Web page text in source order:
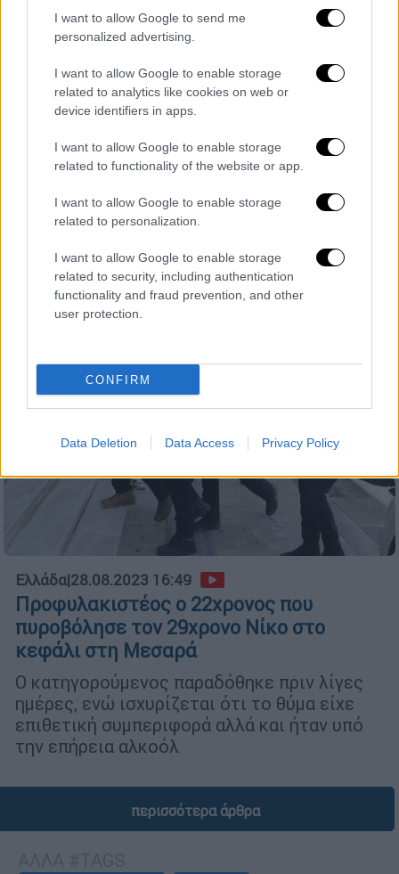
I want to allow Google to send me
personalized advertising.
I want to allow Google to enable storage
related to analytics like cookies on web or
device identifiers in apps.
I want to allow Google to enable storage
related to functionality of the website or app.
I want to allow Google to enable storage
related to personalization.
I want to allow Google to enable storage
related to security, including authentication
functionality and fraud prevention, and other
user protection.
CONFIRM
Data Deletion Data Access Privacy Policy
Ελλάδα|02.10.2023 22:21
κινητοποίηση της πυροσβεστικής -
Ισχυροί άνεμοι στην περιοχή
Πυρκαγιά σε χορτολιβαδική έκταση σε
περιοχή ανάμεσα στον Αμπελούζο και τους
Αγίους Δέκα
Ελλάδα|28.08.2023 16:49
Προφυλακιστέος ο 22χρονος που
πυροβόλησε τον 29χρονο Νίκο στο
κεφάλι στη Μεσαρά
Ο κατηγορούμενος παραδόθηκε πριν λίγες
ημέρες, ενώ ισχυρίζεται ότι το θύμα είχε
επιθετική συμπεριφορά αλλά και ήταν υπό
την επήρεια αλκοόλ
περισσότερα άρθρα